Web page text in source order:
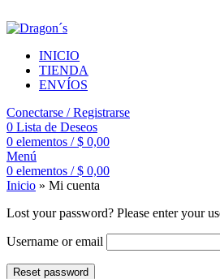
INICIO
TIENDA
ENVÍOS
Conectarse / Registrarse
0 Lista de Deseos
0 elementos / $ 0,00
Menú
0 elementos / $ 0,00
Inicio » Mi cuenta
Lost your password? Please enter your
Username or email
Reset password